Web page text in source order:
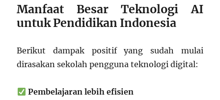
Manfaat Besar Teknologi AI
untuk Pendidikan Indonesia
Berikut dampak positif yang sudah mulai
dirasakan sekolah pengguna teknologi digital:
Pembelajaran lebih efisien